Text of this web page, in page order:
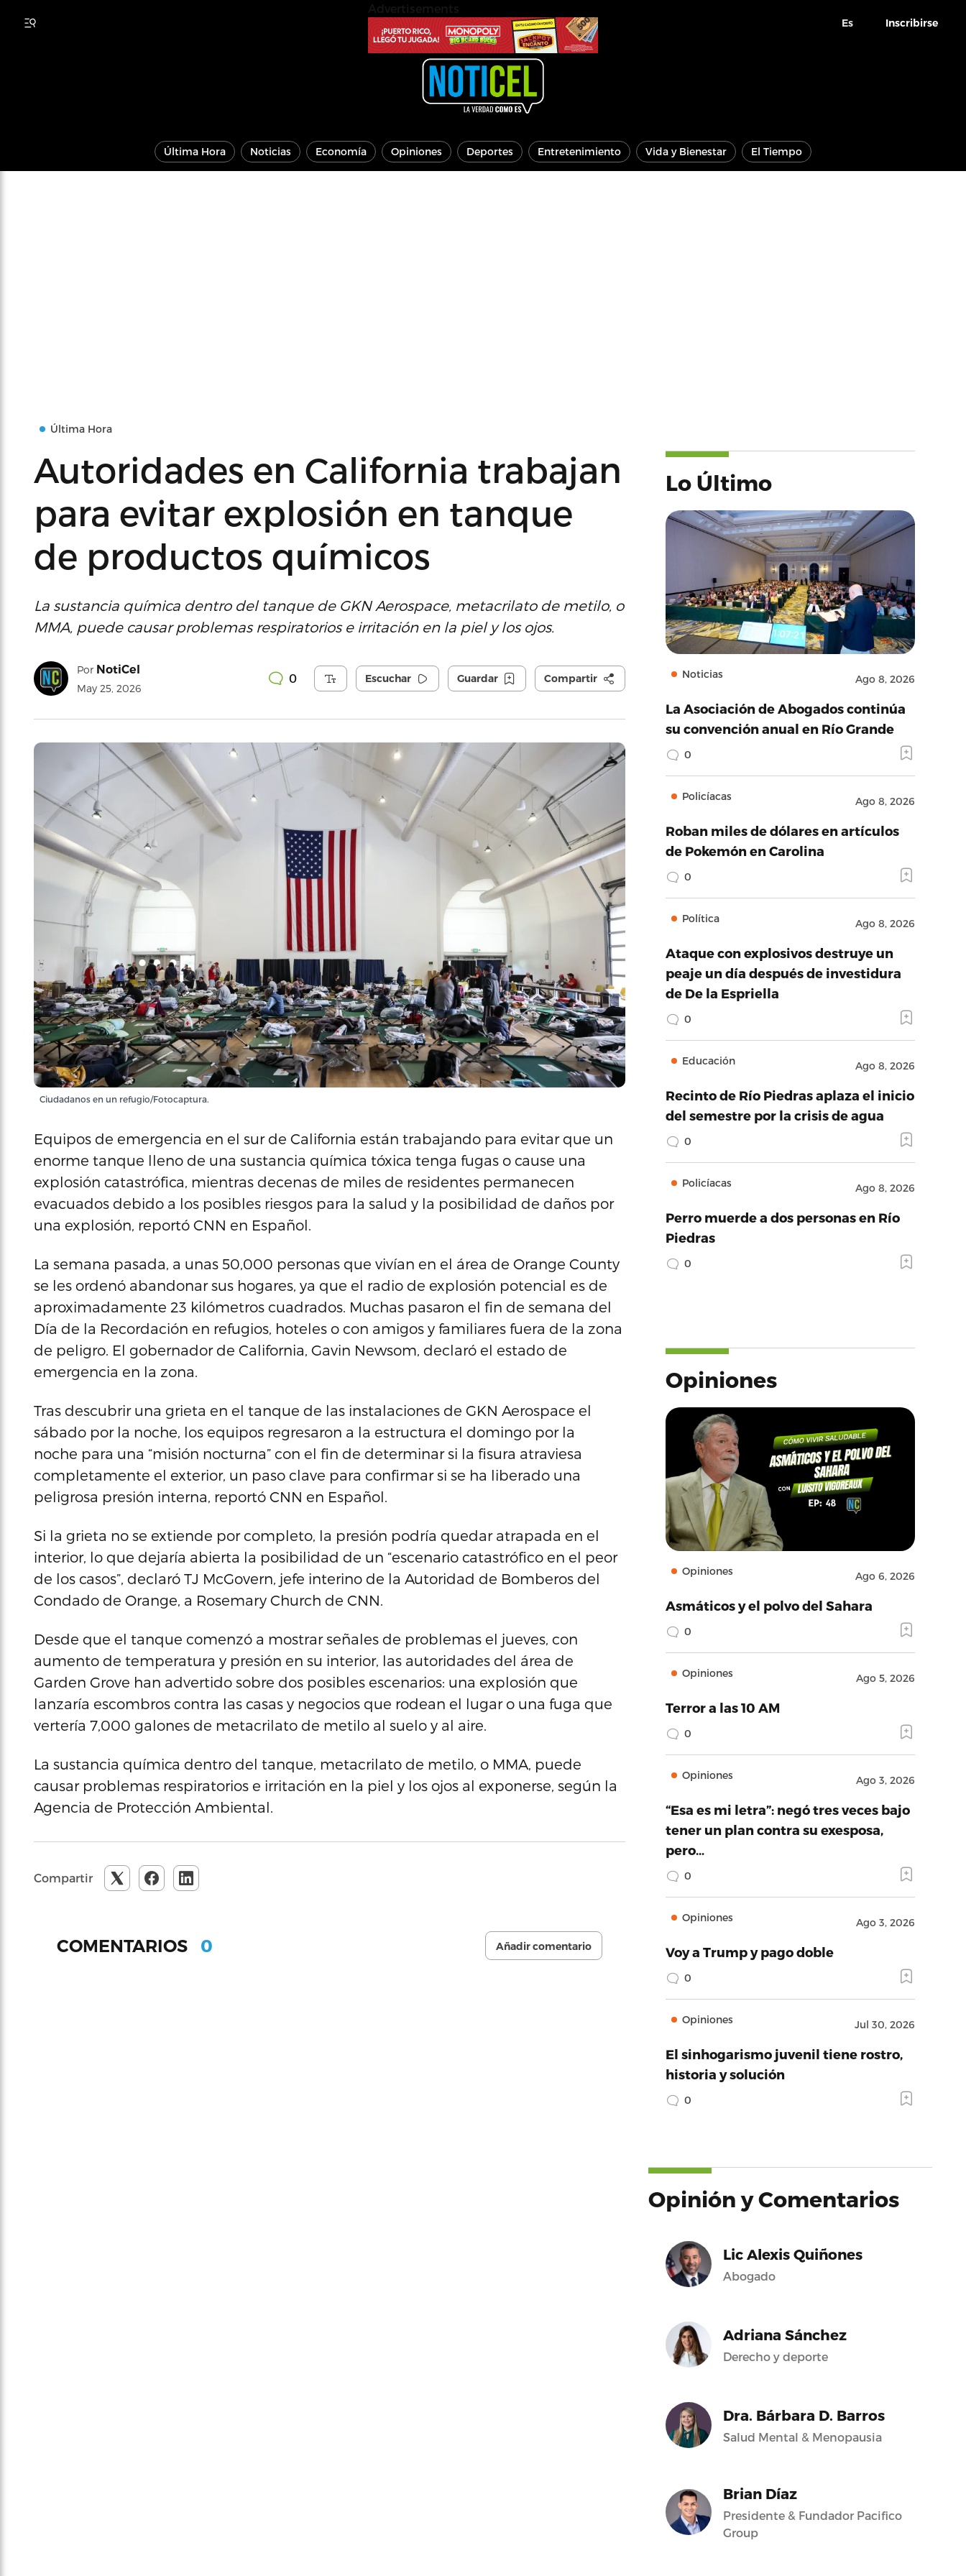
Es Inscribirse
Última Hora Noticias Economía Opiniones Deportes Entretenimiento Vida y Bienestar El Tiempo
Última Hora
Autoridades en California trabajan
para evitar explosión en tanque
de productos químicos
La sustancia química dentro del tanque de GKN Aerospace, metacrilato de metilo, o
MMA, puede causar problemas respiratorios e irritación en la piel y los ojos.
Por NotiCel
May 25, 2026
0 Escuchar Guardar Compartir
Ciudadanos en un refugio/Fotocaptura.
Equipos de emergencia en el sur de California están trabajando para evitar que un
enorme tanque lleno de una sustancia química tóxica tenga fugas o cause una
explosión catastrófica, mientras decenas de miles de residentes permanecen
evacuados debido a los posibles riesgos para la salud y la posibilidad de daños por
una explosión, reportó CNN en Español.
La semana pasada, a unas 50,000 personas que vivían en el área de Orange County
se les ordenó abandonar sus hogares, ya que el radio de explosión potencial es de
aproximadamente 23 kilómetros cuadrados. Muchas pasaron el fin de semana del
Día de la Recordación en refugios, hoteles o con amigos y familiares fuera de la zona
de peligro. El gobernador de California, Gavin Newsom, declaró el estado de
emergencia en la zona.
Tras descubrir una grieta en el tanque de las instalaciones de GKN Aerospace el
sábado por la noche, los equipos regresaron a la estructura el domingo por la
noche para una “misión nocturna” con el fin de determinar si la fisura atraviesa
completamente el exterior, un paso clave para confirmar si se ha liberado una
peligrosa presión interna, reportó CNN en Español.
Si la grieta no se extiende por completo, la presión podría quedar atrapada en el
interior, lo que dejaría abierta la posibilidad de un “escenario catastrófico en el peor
de los casos”, declaró TJ McGovern, jefe interino de la Autoridad de Bomberos del
Condado de Orange, a Rosemary Church de CNN.
Desde que el tanque comenzó a mostrar señales de problemas el jueves, con
aumento de temperatura y presión en su interior, las autoridades del área de
Garden Grove han advertido sobre dos posibles escenarios: una explosión que
lanzaría escombros contra las casas y negocios que rodean el lugar o una fuga que
vertería 7,000 galones de metacrilato de metilo al suelo y al aire.
La sustancia química dentro del tanque, metacrilato de metilo, o MMA, puede
causar problemas respiratorios e irritación en la piel y los ojos al exponerse, según la
Agencia de Protección Ambiental.
Compartir
COMENTARIOS 0 Añadir comentario
Lo Último
Noticias Ago 8, 2026
La Asociación de Abogados continúa
su convención anual en Río Grande
0
Policíacas Ago 8, 2026
Roban miles de dólares en artículos
de Pokemón en Carolina
0
Política Ago 8, 2026
Ataque con explosivos destruye un
peaje un día después de investidura
de De la Espriella
0
Educación Ago 8, 2026
Recinto de Río Piedras aplaza el inicio
del semestre por la crisis de agua
0
Policíacas Ago 8, 2026
Perro muerde a dos personas en Río
Piedras
0
Opiniones
Opiniones Ago 6, 2026
Asmáticos y el polvo del Sahara
0
Opiniones Ago 5, 2026
Terror a las 10 AM
0
Opiniones Ago 3, 2026
“Esa es mi letra”: negó tres veces bajo
tener un plan contra su exesposa,
pero…
0
Opiniones Ago 3, 2026
Voy a Trump y pago doble
0
Opiniones Jul 30, 2026
El sinhogarismo juvenil tiene rostro,
historia y solución
0
Opinión y Comentarios
Lic Alexis Quiñones
Abogado
Adriana Sánchez
Derecho y deporte
Dra. Bárbara D. Barros
Salud Mental & Menopausia
Brian Díaz
Presidente & Fundador Pacifico
Group